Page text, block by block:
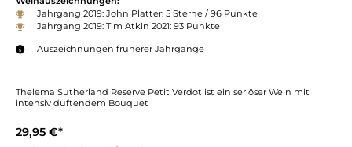
Jahrgang 2019: John Platter: 5 Sterne / 96 Punkte
Jahrgang 2019: Tim Atkin 2021: 93 Punkte
Auszeichnungen früherer Jahrgänge
Thelema Sutherland Reserve Petit Verdot ist ein seriöser Wein mit
intensiv duftendem Bouquet
29,95 €*